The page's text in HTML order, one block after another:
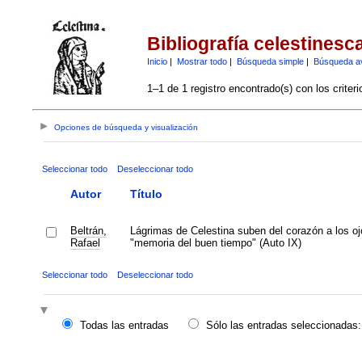
Bibliografía
Inicio| Mostrar todo| Búsqueda simple| Búsqueda
1–1 de 1 registro encontrado(s) con los
Opciones de búsqueda y visualización
Seleccionar todo Deseleccionar todo
Autor Título
Beltrán,
Rafael
Lágrimas de Celestina suben del corazón a los
"memoria del buen tiempo" (Auto IX)
Seleccionar todo Deseleccionar todo
Todas las entradas
Sólo las entradas seleccionadas: